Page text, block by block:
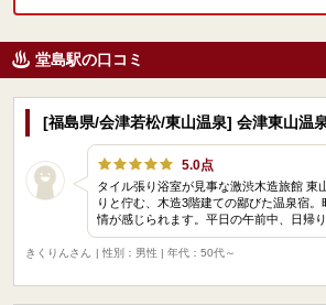
堂島駅の口コミ
[福島県/会津若松/東山温泉] 会津東山
5.0点
タイル張り浴室が見事な激渋木造旅館 東山温泉の中心地にひっそ
りと佇む、木造3階建ての鄙びた温泉宿
情が感じられます。平日の午前中、日帰
きくりんさん
| 性別：男性 | 年代：50代～